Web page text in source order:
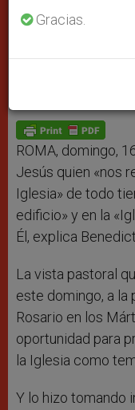
DICIEMBRE 16, 2007
h
A
p
p
e
n
g
e
r
a
o
o
k
ROMA, domingo,
Jesús quien «nos
Iglesia» de todo
edificio» y en la
Él, explica
La vista pastoral
este domingo, a la
Rosario en los
oportunidad para
la Iglesia como
Y lo hizo tomando
Gracias.